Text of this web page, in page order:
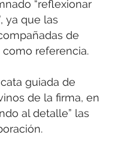
“reflexionar
ya que las
de
referencia.
guiada de
de la firma, en
al detalle” las